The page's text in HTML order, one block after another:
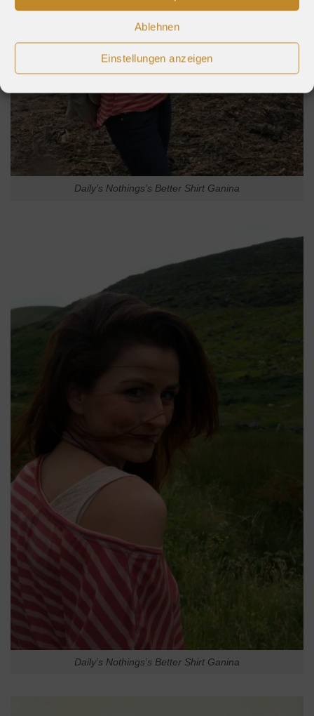
Ablehnen
Einstellungen anzeigen
Daily’s Nothings’s Better Shirt Ganina
Daily’s Nothings’s Better Shirt Ganina